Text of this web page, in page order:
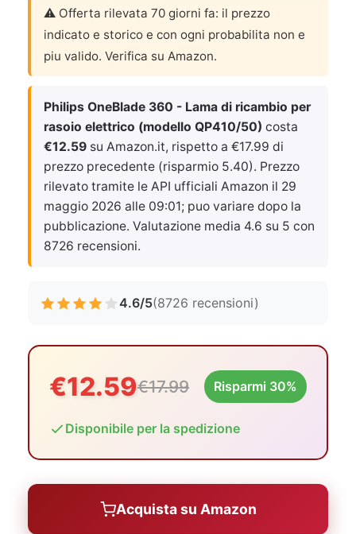
⚠️ Offerta rilevata 70 giorni fa: il prezzo
indicato e storico e con ogni probabilita non e
piu valido. Verifica su Amazon.
Philips OneBlade 360 - Lama di ricambio per
rasoio elettrico (modello QP410/50) costa
€12.59 su Amazon.it, rispetto a €17.99 di
prezzo precedente (risparmio 5.40). Prezzo
rilevato tramite le API ufficiali Amazon il 29
maggio 2026 alle 09:01; puo variare dopo la
pubblicazione. Valutazione media 4.6 su 5 con
8726 recensioni.
4.6/5(8726 recensioni)
€12.59€17.99 Risparmi 30%
Disponibile per la spedizione
Acquista su Amazon